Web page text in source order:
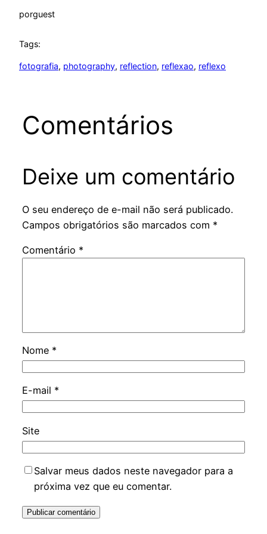
porguest
Tags:
fotografia, photography, reflection, reflexao, reflexo
Comentários
Deixe um comentário
O seu endereço de e-mail não será publicado.
Campos obrigatórios são marcados com *
Comentário *
Nome *
E-mail *
Site
Salvar meus dados neste navegador para a
próxima vez que eu comentar.